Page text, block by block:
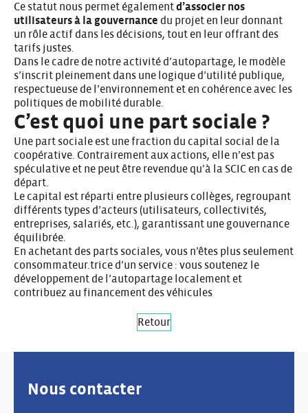
Ce statut nous permet égalementd’associer nos
utilisateurs à la gouvernance du projet en leur donnant
un rôle actif dans les décisions, tout en leur offrant des
tarifs justes.
Dans le cadre de notre activité d’autopartage, le modèle
s’inscrit pleinement dans une logique d’utilité publique,
respectueuse de l’environnement et en cohérence avec les
politiques de mobilité durable.
C’est quoi une part sociale ?
Une part sociale est une fraction du capital social de la
coopérative. Contrairement aux actions, elle n’est pas
spéculative et ne peut être revendue qu’à la SCIC en cas de
départ.
Le capital est réparti entre plusieurs collèges, regroupant
différents types d’acteurs (utilisateurs, collectivités,
entreprises, salariés, etc.), garantissant une gouvernance
équilibrée.
En achetant des parts sociales, vous n’êtes plus seulement
consommateur.trice d’un service : vous soutenez le
développement de l’autopartage localement et
contribuez au financement des véhicules
Retour
Nous contacter